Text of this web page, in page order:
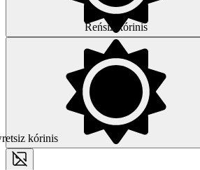
Reńsiz kórinis
kórinis